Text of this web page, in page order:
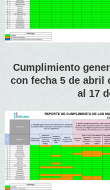
Cumplimiento
con fecha 5 de abril
al 17